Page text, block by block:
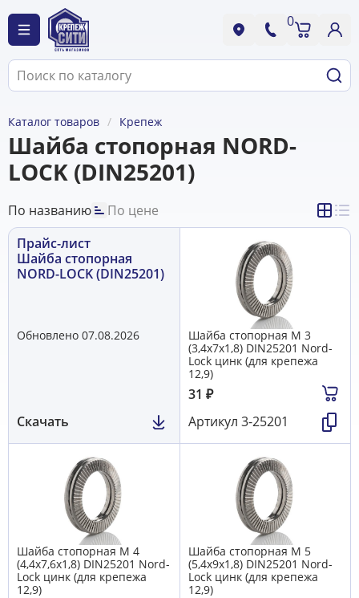
0
Каталог товаров Крепеж
Шайба стопорная NORD-
LOCK (DIN25201)
По названию
По цене
Прайс-лист
Шайба стопорная
NORD-LOCK (DIN25201)
Обновлено 07.08.2026
Скачать
Шайба стопорная М 3
(3,4х7х1,8) DIN25201 Nord-
Lock цинк (для крепежа
12,9)
31 ₽
Артикул 3-25201
Шайба стопорная М 4
(4,4х7,6х1,8) DIN25201 Nord-
Lock цинк (для крепежа
12,9)
Шайба стопорная М 5
(5,4х9х1,8) DIN25201 Nord-
Lock цинк (для крепежа
12,9)